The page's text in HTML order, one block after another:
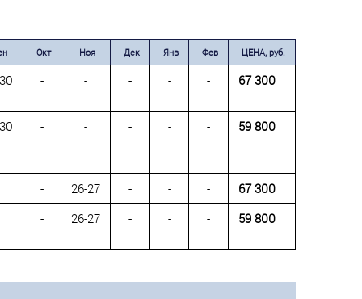
Окт Ноя Дек Янв Фев ЦЕНА, руб.
- - - - - 67 300
- - - - - 59 800
- 26-27 - - -
67 300
-
26-27 - - - 59 800